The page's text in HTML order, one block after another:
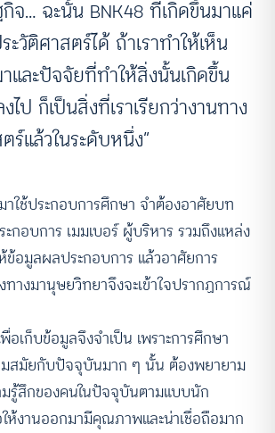
จ… ฉะนั้น BNK48 ที่เกิดขึ้นมาแค่
วัติศาสตร์ได้ ถ้าเราทำให้เห็น
และปัจจัยที่ทำให้สิ่งนั้นเกิดขึ้น
ไป ก็เป็นสิ่งที่เราเรียกว่างานทาง
ร์แล้วในระดับหนึ่ง”
ใช้ประกอบการศึกษา จำต้องอาศัยบท
อบการ เมมเบอร์ ผู้บริหาร รวมถึงแหล่ง
อมูลผลประกอบการ แล้วอาศัยการ
างมานุษยวิทยาจึงจะเข้าใจปรากฏการณ์
อเก็บข้อมูลจึงจำเป็น เพราะการศึกษา
มสมัยกับปัจจุบันมาก ๆ นั้น ต้องพยายาม
มรู้สึกของคนในปัจจุบันตามแบบนัก
ห้งานออกมามีคุณภาพและน่าเชื่อถือมาก